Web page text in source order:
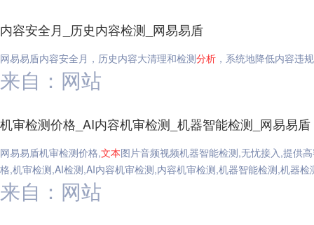
内容安全月_历史内容检测_网易易盾
网易易盾内容安全月，历史内容大清理和检测分析 ，系统地降低内容违
来自：网站
机审检测价格_AI内容机审检测_机器智能检测_网易易盾
网易易盾机审检测价格,文本图片音频视频机器智能检测,无忧接入,提供
格,机审检测,AI检测,AI内容机审检测,内容机审检测,机器智能检测,机器检
来自：网站